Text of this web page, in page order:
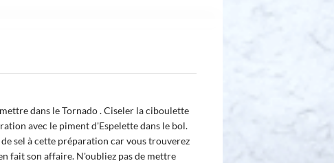
dans le Tornado . Ciseler la ciboulette
avec le piment d'Espelette dans le bol.
sel à cette préparation car vous trouverez
fait son affaire. N'oubliez pas de mettre